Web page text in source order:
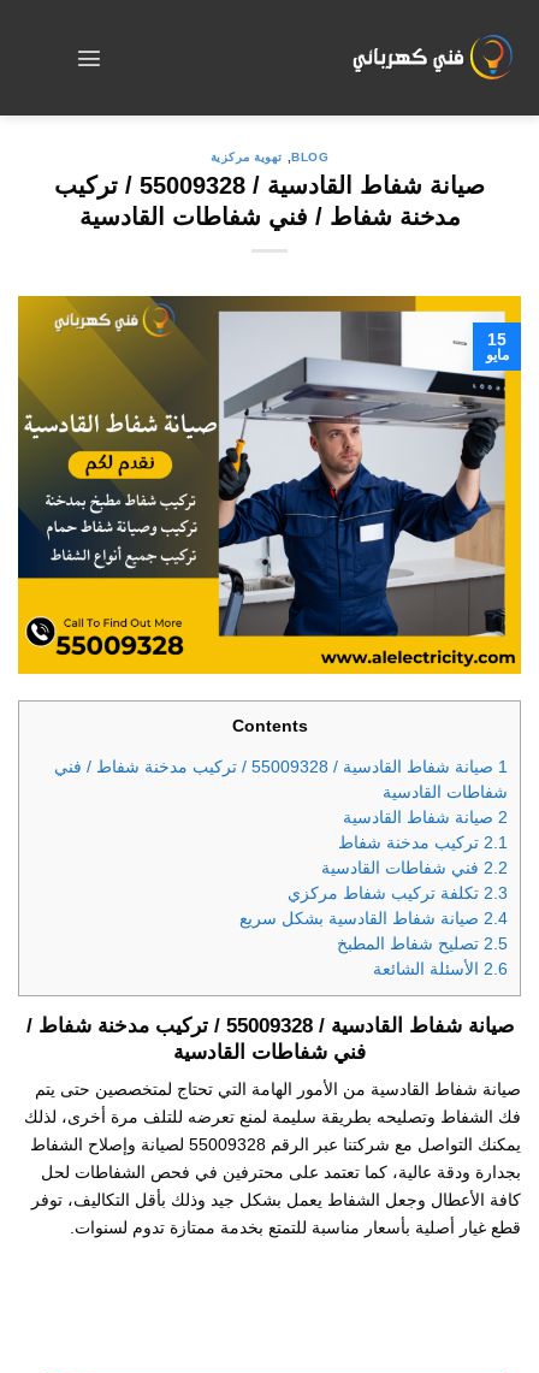
content
BLOG
, تهوية مركزية
صيانة شفاط القادسية / 55009328 / تركيب
مدخنة شفاط / فني شفاطات القادسية
15
مايو
Contents
1
صيانة شفاط القادسية / 55009328 / تركيب مدخنة شفاط / فني
شفاطات القادسية
2 صيانة شفاط القادسية
2.1 تركيب مدخنة شفاط
2.2 فني شفاطات القادسية
2.3 تكلفة تركيب شفاط مركزي
2.4 صيانة شفاط القادسية بشكل سريع
2.5 تصليح شفاط المطبخ
2.6 الأسئلة الشائعة
صيانة شفاط القادسية / 55009328 / تركيب مدخنة شفاط /
فني شفاطات القادسية
صيانة شفاط القادسية من الأمور الهامة التي تحتاج لمتخصصين حتى يتم
فك الشفاط وتصليحه بطريقة سليمة لمنع تعرضه للتلف مرة أخرى، لذلك
يمكنك التواصل مع شركتنا عبر الرقم 55009328 لصيانة وإصلاح الشفاط
بجدارة ودقة عالية، كما تعتمد على محترفين في فحص الشفاطات لحل
كافة الأعطال وجعل الشفاط يعمل بشكل جيد وذلك بأقل التكاليف، توفر
قطع غيار أصلية بأسعار مناسبة للتمتع بخدمة ممتازة تدوم لسنوات.